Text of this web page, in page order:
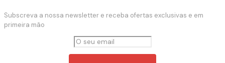
Subscreva a nossa newsletter e receba ofertas exclusivas e em
primeira mão